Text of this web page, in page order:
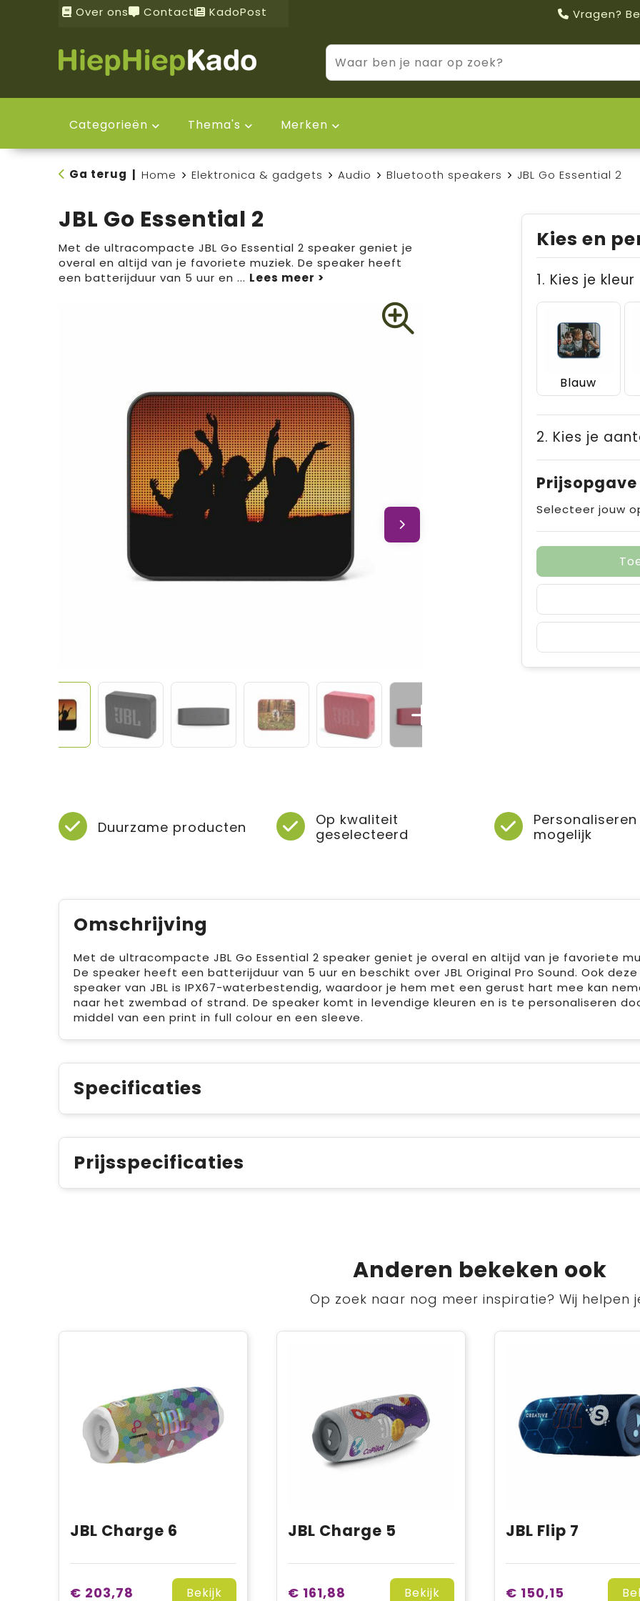
Over ons Contact KadoPost Vragen?
Categorieën Thema's Merken
Ga terug Home Elektronica & gadgets Audio Bluetooth speakers JBL Go Essential 2
JBL Go Essential 2
Met de ultracompacte JBL Go Essential 2 speaker geniet je
overal en altijd van je favoriete muziek. De speaker heeft
een batterijduur van 5 uur en ...
Kies en
1. Kies je kleur
Blauw
2. Kies je
Prijsopgave
Selecteer jouw
Duurzame producten
Op kwaliteit
geselecteerd
Personaliseren
mogelijk
Omschrijving
Met de ultracompacte JBL Go Essential 2 speaker geniet je overal en altijd van je favoriete
De speaker heeft een batterijduur van 5 uur en beschikt over JBL Original Pro Sound. Ook deze
speaker van JBL is IPX67-waterbestendig, waardoor je hem met een gerust hart mee kan
naar het zwembad of strand. De speaker komt in levendige kleuren en is te personaliseren
middel van een print in full colour en een sleeve.
Specificaties
Prijsspecificaties
Anderen bekeken ook
Op zoek naar nog meer inspiratie? Wij helpen
JBL Charge 6
€ 203,78 Bekijk
JBL Charge 5
€ 161,88 Bekijk
JBL Flip 7
€ 150,15